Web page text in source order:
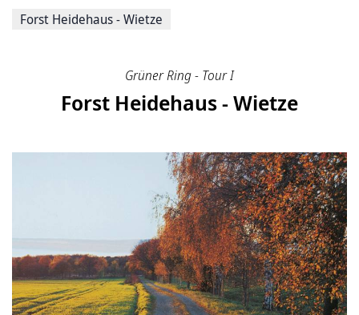
Seite
Forst Heidehaus - Wietze
Grüner Ring - Tour I
Forst Heidehaus - Wietze